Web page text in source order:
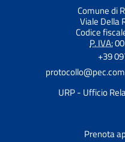
Comune di
Viale Della
Codice
P. IVA:
+39
URP - Ufficio
Prenota